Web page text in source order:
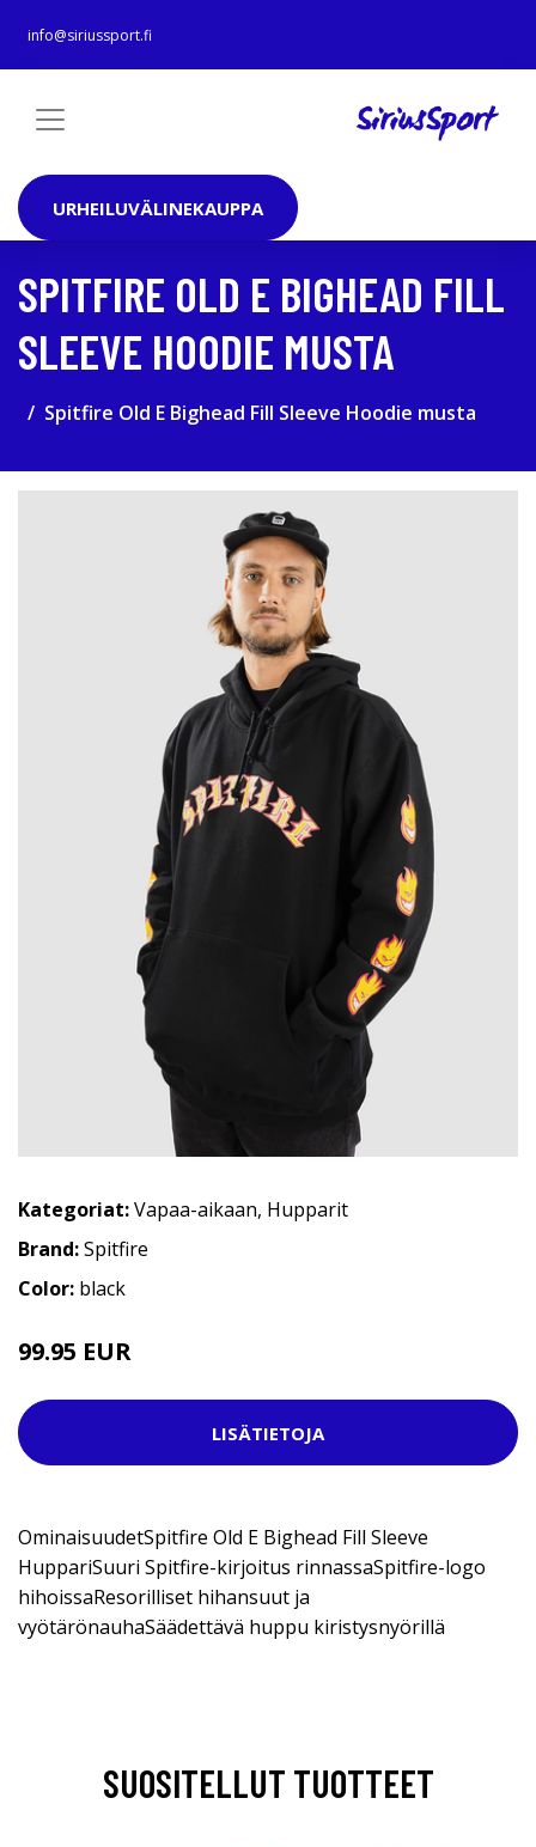
info@siriussport.fi
URHEILUVÄLINEKAUPPA
SPITFIRE OLD E BIGHEAD FILL
SLEEVE HOODIE MUSTA
Spitfire Old E Bighead Fill Sleeve Hoodie musta
Kategoriat:Vapaa-aikaan, Hupparit
Brand:Spitfire
Color: black
99.95 EUR
LISÄTIETOJA
OminaisuudetSpitfire Old E Bighead Fill Sleeve
HuppariSuuri Spitfire-kirjoitus rinnassaSpitfire-logo
hihoissaResorilliset hihansuut ja
vyötärönauhaSäädettävä huppu kiristysnyörillä
SUOSITELLUT TUOTTEET